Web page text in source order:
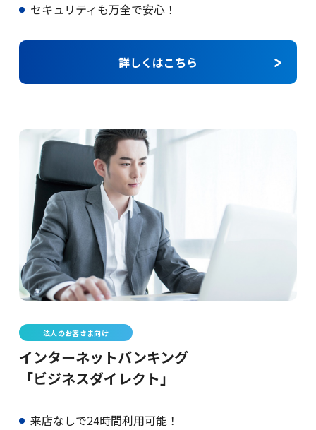
セキュリティも万全で安心！
詳しくはこちら
法人のお客さま向け
インターネットバンキング
「ビジネスダイレクト」
来店なしで24時間利用可能！